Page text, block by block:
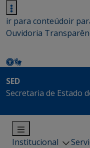
ir para conteúdoir
Ouvidoria
SED
Secretaria de Estado
Institucional